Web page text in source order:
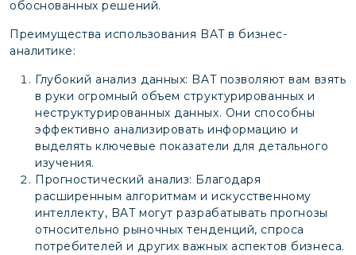
обоснованных решений.
Преимущества использования BAT в бизнес-
аналитике:
Глубокий анализ данных: BAT позволяют вам взять
в руки огромный объем структурированных и
неструктурированных данных. Они способны
эффективно анализировать информацию и
выделять ключевые показатели для детального
изучения.
Прогностический анализ: Благодаря
расширенным алгоритмам и искусственному
интеллекту, BAT могут разрабатывать прогнозы
относительно рыночных тенденций, спроса
потребителей и других важных аспектов бизнеса.